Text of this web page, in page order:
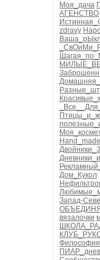
Моя_дача
АГЕНСТВО
zdravy
Дом_Кукол
Запад-
вязалочки
Философия